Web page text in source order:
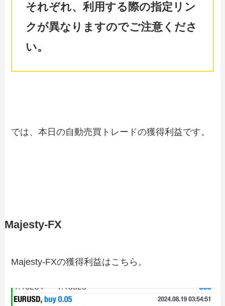
それぞれ、利用する際の指定リン
クが異なりますのでご注意くださ
い。
では、本日の自動売買トレードの獲得利益です。
Majesty-FX
Majesty-FXの獲得利益はこちら。